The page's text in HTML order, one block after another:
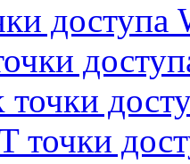
доступа
точки